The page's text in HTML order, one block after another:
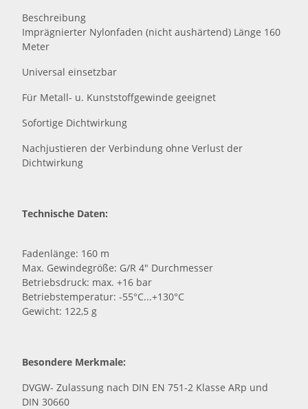
Beschreibung
Imprägnierter Nylonfaden (nicht aushärtend) Länge 160
Meter
Universal einsetzbar
Für Metall- u. Kunststoffgewinde geeignet
Sofortige Dichtwirkung
Nachjustieren der Verbindung ohne Verlust der
Dichtwirkung
Technische Daten:
Fadenlänge: 160 m
Max. Gewindegröße: G/R 4" Durchmesser
Betriebsdruck: max. +16 bar
Betriebstemperatur: -55°C...+130°C
Gewicht: 122,5 g
Besondere Merkmale:
DVGW- Zulassung nach DIN EN 751-2 Klasse ARp und
DIN 30660